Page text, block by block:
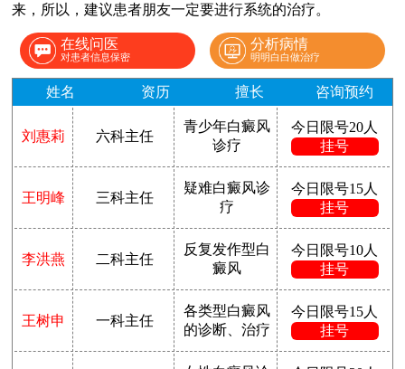
来，所以，建议患者朋友一定要进行系统的治疗。
在线问医
对患者信息保密
分析病情
明明白白做治疗
姓名 资历 擅长 咨询预约
刘惠莉 六科主任
青少年白癜风
诊疗
今日限号20人
挂号
王明峰 三科主任
疑难白癜风诊
疗
今日限号15人
挂号
李洪燕 二科主任
反复发作型白
癜风
今日限号10人
挂号
王树申 一科主任
各类型白癜风
的诊断、治疗
今日限号15人
挂号